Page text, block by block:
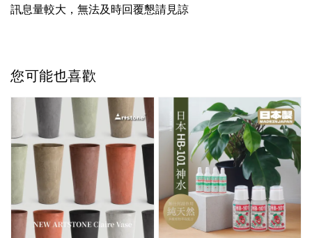
訊息量較大，無法及時回覆懇請見諒
您可能也喜歡